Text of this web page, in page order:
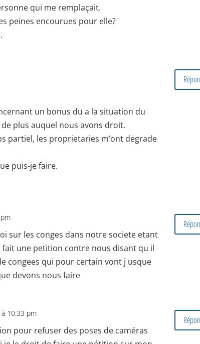
qui me remplaçait.
peines encourues pour elle?
un bonus du a la situation du
plus auquel nous avons droit.
partiel, les proprietaries m’ont degrade
puis-je faire.
sur les conges dans notre societe etant
une petition contre nous disant qu il
congees qui pour certain vont j usque
devons nous faire
10:33 pm
pour refuser des poses de caméras